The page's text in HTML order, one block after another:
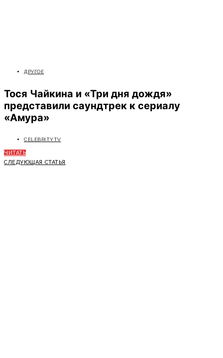
ДРУГОЕ
Тося Чайкина и «Три дня дождя»
представили саундтрек к сериалу
«Амура»
CELEBRITYTV
ЧИТАТЬ
СЛЕДУЮЩАЯ СТАТЬЯ